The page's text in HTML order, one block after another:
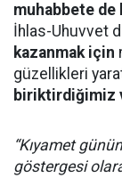
muhabbete
İhlas-Uhuvvet
kazanmak için
güzellikleri
biriktirdiğimiz
“Kıyamet
göstergesi